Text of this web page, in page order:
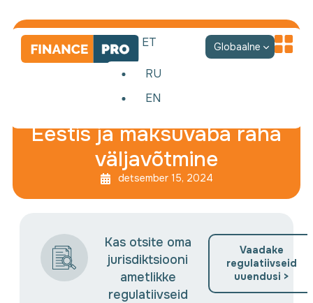
ET
RU
EN
Globaalne
Ettevõtte registreerimine
Eestis ja maksuvaba raha
väljavõtmine
detsember 15, 2024
Kas otsite oma
jurisdiktsiooni
ametlikke
regulatiivseid
Vaadake
regulatiivseid
uuendusi >